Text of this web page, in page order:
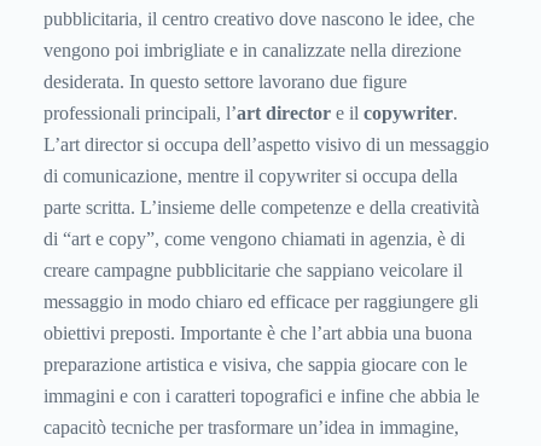
pubblicitaria, il centro creativo dove nascono le idee, che
vengono poi imbrigliate e in canalizzate nella direzione
desiderata. In questo settore lavorano due figure
professionali principali, l’art director e il copywriter.
L’art director si occupa dell’aspetto visivo di un messaggio
di comunicazione, mentre il copywriter si occupa della
parte scritta. L’insieme delle competenze e della creatività
di “art e copy”, come vengono chiamati in agenzia, è di
creare campagne pubblicitarie che sappiano veicolare il
messaggio in modo chiaro ed efficace per raggiungere gli
obiettivi preposti. Importante è che l’art abbia una buona
preparazione artistica e visiva, che sappia giocare con le
immagini e con i caratteri topografici e infine che abbia le
capacitò tecniche per trasformare un’idea in immagine,